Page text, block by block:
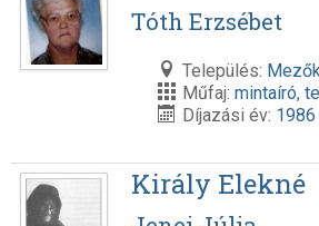
Tóth Erzsébet
Település:
Műfaj: mintaíró,
Díjazási év: 1986
Király Elekné